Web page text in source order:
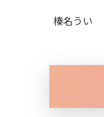
榛名うい